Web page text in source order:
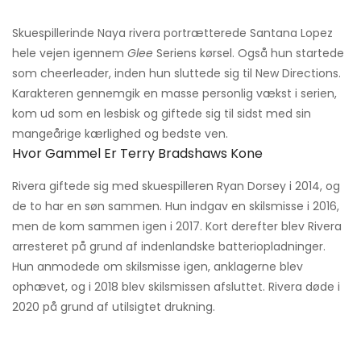
Skuespillerinde Naya rivera portrætterede Santana Lopez
hele vejen igennem Glee Seriens kørsel. Også hun startede
som cheerleader, inden hun sluttede sig til New Directions.
Karakteren gennemgik en masse personlig vækst i serien,
kom ud som en lesbisk og giftede sig til sidst med sin
mangeårige kærlighed og bedste ven.
Hvor Gammel Er Terry Bradshaws Kone
Rivera giftede sig med skuespilleren Ryan Dorsey i 2014, og
de to har en søn sammen. Hun indgav en skilsmisse i 2016,
men de kom sammen igen i 2017. Kort derefter blev Rivera
arresteret på grund af indenlandske batteriopladninger.
Hun anmodede om skilsmisse igen, anklagerne blev
ophævet, og i 2018 blev skilsmissen afsluttet. Rivera døde i
2020 på grund af utilsigtet drukning.